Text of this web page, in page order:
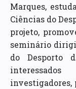
Marques,
Ciências do
projeto,
seminário
do Desporto
investigadores,